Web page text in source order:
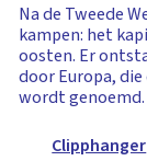
Na de Tweede
kampen: het
oosten. Er
door Europa,
wordt genoemd.
Clipphanger